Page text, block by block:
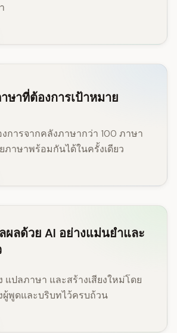
ษาที่ต้องการเป้าหมาย
การจากคลังภาษากว่า 100 ภาษา
าษาพร้อมกันได้ในครั้งเดียว
ผลด้วย AI อย่างแม่นยำและ
แปลภาษา และสร้างเสียงใหม่โดย
ผู้พูดและบริบทไว้ครบถ้วน